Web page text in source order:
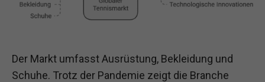
Der Markt umfasst Ausrüstung, Bekleidung und
Schuhe. Trotz der Pandemie zeigt die Branche